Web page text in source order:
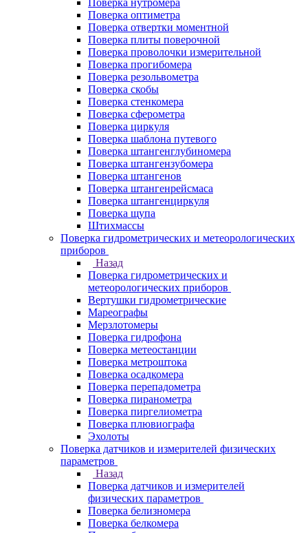
Поверка нутромера
Поверка оптиметра
Поверка отвертки моментной
Поверка плиты поверочной
Поверка проволочки измерительной
Поверка прогибомера
Поверка резольвометра
Поверка скобы
Поверка стенкомера
Поверка сферометра
Поверка циркуля
Поверка шаблона путевого
Поверка штангенглубиномера
Поверка штангензубомера
Поверка штангенов
Поверка штангенрейсмаса
Поверка штангенциркуля
Поверка щупа
Штихмассы
Поверка гидрометрических и метеорологических
приборов
Назад
Поверка гидрометрических и
метеорологических приборов
Вертушки гидрометрические
Мареографы
Мерзлотомеры
Поверка гидрофона
Поверка метеостанции
Поверка метроштока
Поверка осадкомера
Поверка перепадометра
Поверка пиранометра
Поверка пиргелиометра
Поверка плювиографа
Эхолоты
Поверка датчиков и измерителей физических
параметров
Назад
Поверка датчиков и измерителей
физических параметров
Поверка белизномера
Поверка белкомера